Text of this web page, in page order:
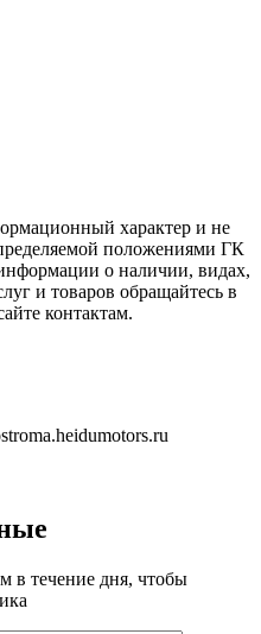
характер и не
положениями ГК
о наличии, видах,
и товаров обращайтесь в
контактам.
в течение дня, чтобы